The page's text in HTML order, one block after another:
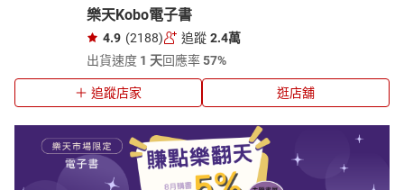
樂天Kobo電子書
4.9 (2188) 追蹤 2.4萬
出貨速度 1 天回應率57%
追蹤店家 逛店舖